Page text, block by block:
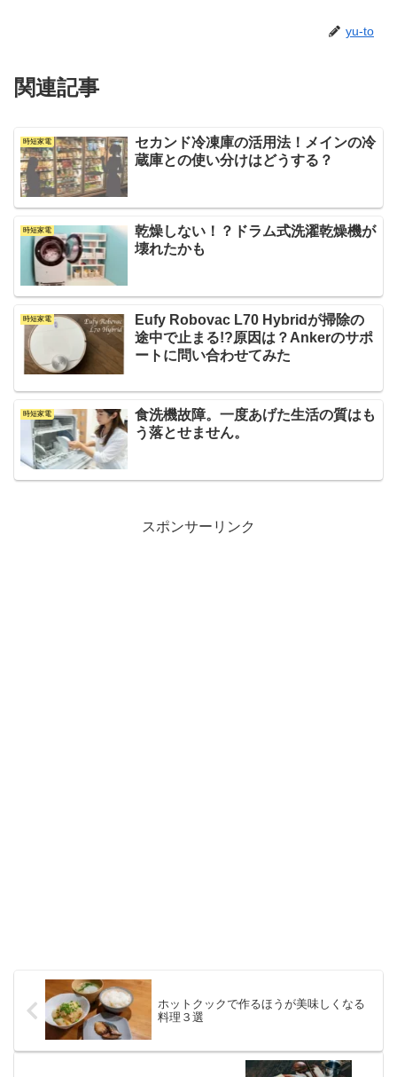
yu-to
関連記事
時短家電
セカンド冷凍庫の活用法！メインの冷
蔵庫との使い分けはどうする？
時短家電
乾燥しない！？ドラム式洗濯乾燥機が
壊れたかも
時短家電
Eufy Robovac L70 Hybridが掃除の
途中で止まる!?原因は？Ankerのサポ
ートに問い合わせてみた
時短家電
食洗機故障。一度あげた生活の質はも
う落とせません。
スポンサーリンク
ホットクックで作るほうが美味しくなる
料理３選